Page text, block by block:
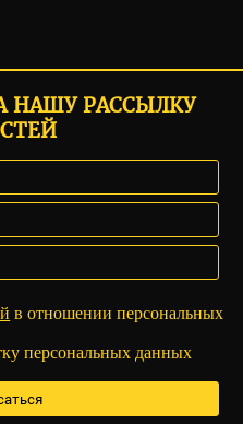
НАШУ РАССЫЛКУ
в отношении персональных
персональных данных